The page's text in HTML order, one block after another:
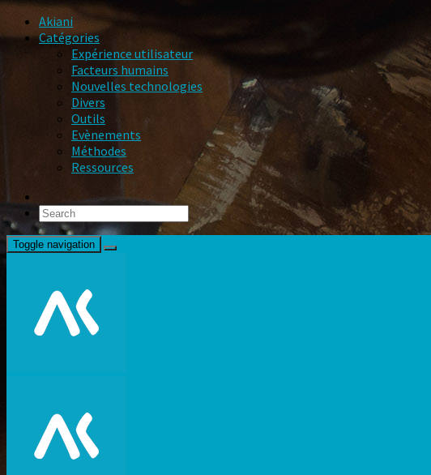
Akiani
Catégories
Expérience utilisateur
Facteurs humains
Nouvelles technologies
Divers
Outils
Evènements
Méthodes
Ressources
Toggle navigation